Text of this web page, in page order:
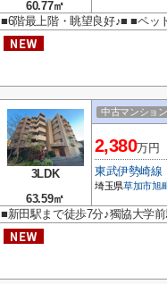
60.77㎡
■6階最上階・眺望良好♪■ ■ペッ
3LDK
63.59㎡
中古マンション
2,380万円
東武伊勢崎線
埼玉県草加市旭
■新田駅まで徒歩7分♪獨協大学